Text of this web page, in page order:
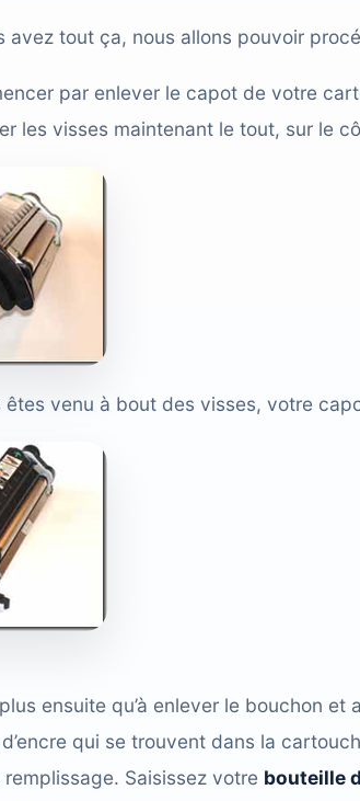
avez tout ça, nous allons pouvoir
par enlever le capot de votre
les visses maintenant le tout, sur le
êtes venu à bout des visses, votre
ensuite qu’à enlever le bouchon
qui se trouvent dans la
Saisissez votre bouteille